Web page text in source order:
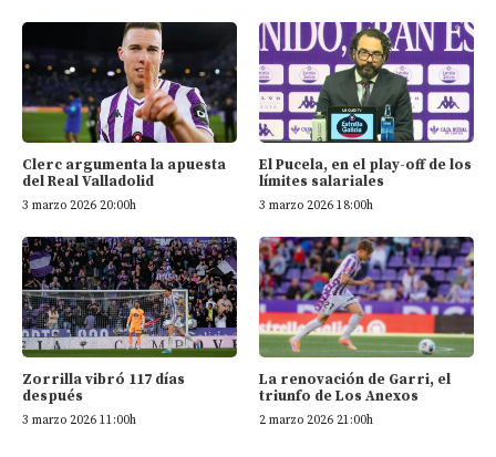
Clerc argumenta la apuesta
del Real Valladolid
3 marzo 2026 20:00h
El Pucela, en el play-off de los
límites salariales
3 marzo 2026 18:00h
Zorrilla vibró 117 días
después
3 marzo 2026 11:00h
La renovación de Garri, el
triunfo de Los Anexos
2 marzo 2026 21:00h